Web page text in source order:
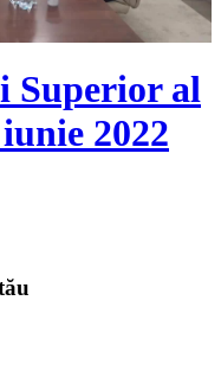
Superior al
2022